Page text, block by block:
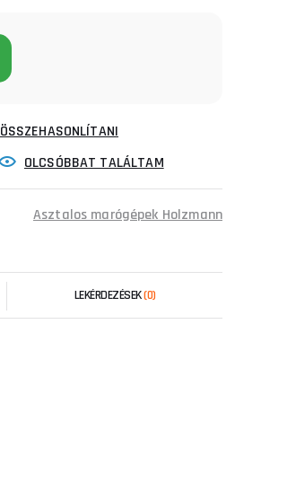
ÖSSZEHASONLÍTANI
OLCSÓBBAT TALÁLTAM
Asztalos marógépek Holzmann
LEKÉRDEZÉSEK(0)